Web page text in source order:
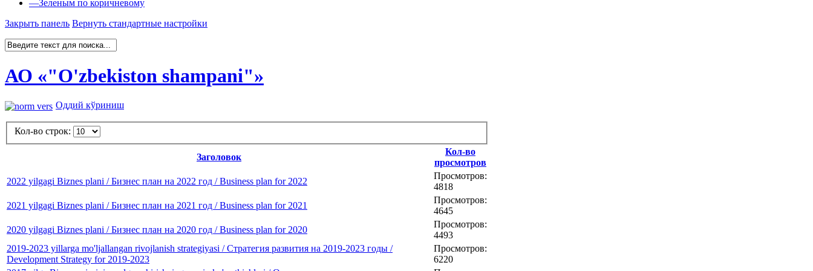
—Зеленым по коричневому
Закрыть панель Вернуть стандартные настройки
АО «"O'zbekiston shampani"»
Оддий кўриниш
Кол-во строк:
Заголовок
Кол-во
просмотров
2022 yilgagi Biznes plani / Бизнес план на 2022 год / Business plan for 2022
Просмотров:
4818
2021 yilgagi Biznes plani / Бизнес план на 2021 год / Business plan for 2021
Просмотров:
4645
2020 yilgagi Biznes plani / Бизнес план на 2020 год / Business plan for 2020
Просмотров:
4493
2019-2023 yillarga mo'ljallangan rivojlanish strategiyasi / Стратегия развития на 2019-2023 годы /
Development Strategy for 2019-2023
Просмотров:
6220